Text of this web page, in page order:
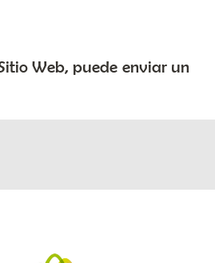
Web, puede enviar un